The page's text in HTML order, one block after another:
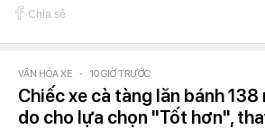
Chia sẻ
VĂN HÓA XE - 10 GIỜ TRƯỚC
Chiếc xe cà tàng lăn bánh
do cho lựa chọn "Tốt hơn",